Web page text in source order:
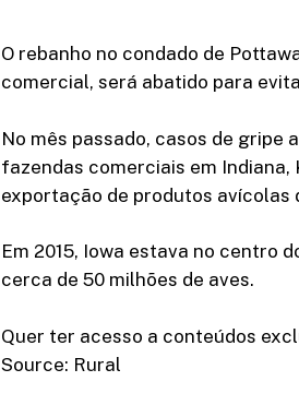
O rebanho no condado de
comercial, será abatido para
No mês passado, casos de
fazendas comerciais em
exportação de produtos avícolas
Em 2015, Iowa estava no centro
cerca de 50 milhões de aves.
Quer ter acesso a conteúdos
Source: Rural